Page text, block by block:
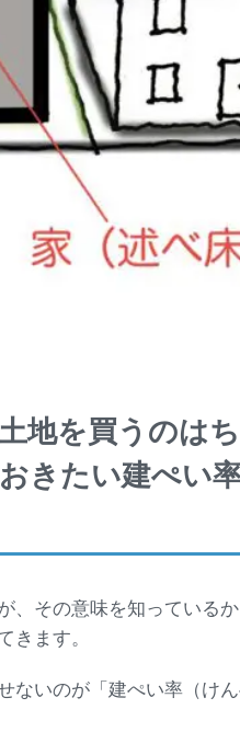
地を買うのは
きたい建ぺい
、その意味を知っている
きます。
いのが「建ぺい率（けん